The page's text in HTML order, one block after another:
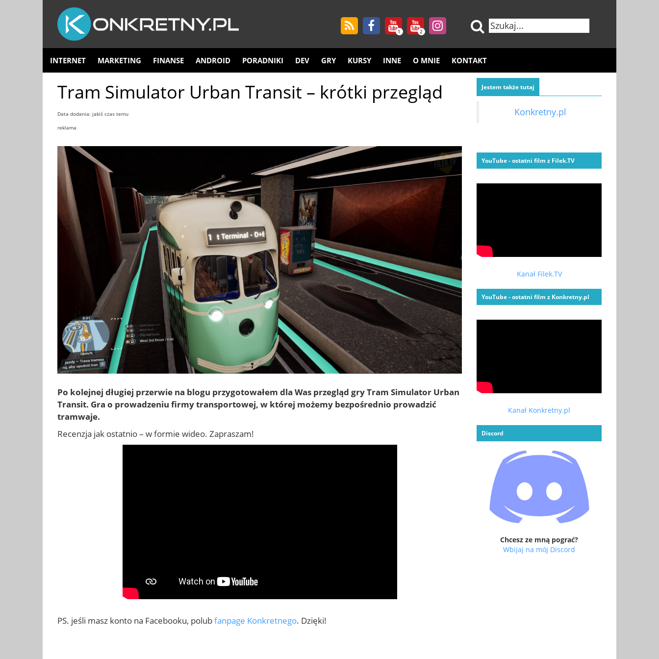
1 2
INTERNET MARKETING FINANSE ANDROID PORADNIKI DEV GRY KURSY INNE O MNIE KONTAKT
Tram Simulator Urban Transit – krótki przegląd
Data dodania: jakiś czas temu
reklama
Po kolejnej długiej przerwie na blogu przygotowałem dla Was przegląd gry Tram Simulator Urban
Transit. Gra o prowadzeniu firmy transportowej, w której możemy bezpośrednio prowadzić
tramwaje.
Recenzja jak ostatnio – w formie wideo. Zapraszam!
PS. jeśli masz konto na Facebooku, polubfanpage Konkretnego. Dzięki!
Jestem także tutaj
Konkretny.pl
YouTube - ostatni film z Filek.TV
Kanał Filek.TV
YouTube - ostatni film z Konkretny.pl
Kanał Konkretny.pl
Discord
Chcesz ze mną pograć?
Wbijaj na mój Discord